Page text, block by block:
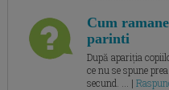
Cum
parinti
După apariția
ce nu se spune
secund. ... |